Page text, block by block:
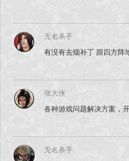
无名杀手
有没有去烟补丁 跟四方阵
张大侠
各种游戏问题解决方案，
无名杀手